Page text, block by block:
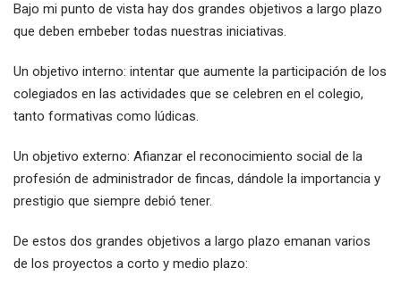
Bajo mi punto de vista hay dos grandes objetivos a largo plazo
que deben embeber todas nuestras iniciativas.
Un objetivo interno: intentar que aumente la participación de los
colegiados en las actividades que se celebren en el colegio,
tanto formativas como lúdicas.
Un objetivo externo: Afianzar el reconocimiento social de la
profesión de administrador de fincas, dándole la importancia y
prestigio que siempre debió tener.
De estos dos grandes objetivos a largo plazo emanan varios
de los proyectos a corto y medio plazo: